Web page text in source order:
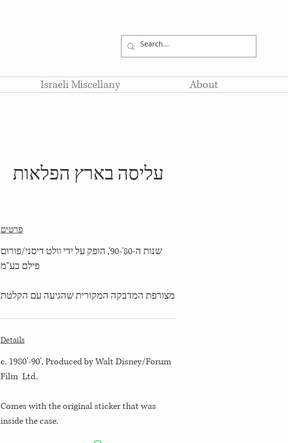
Israeli Miscellany About
עליסה בארץ הפלאות
פרטים
שנות ה-80'-90', הופק על ידי וולט דיסני/פורום
פילם בע"מ
מצורפת המדבקה המקורית שהגיעה עם הקלטת
Details
c. 1980'-90', Produced by Walt Disney/Forum
Film Ltd.
Comes with the original sticker that was
inside the case.